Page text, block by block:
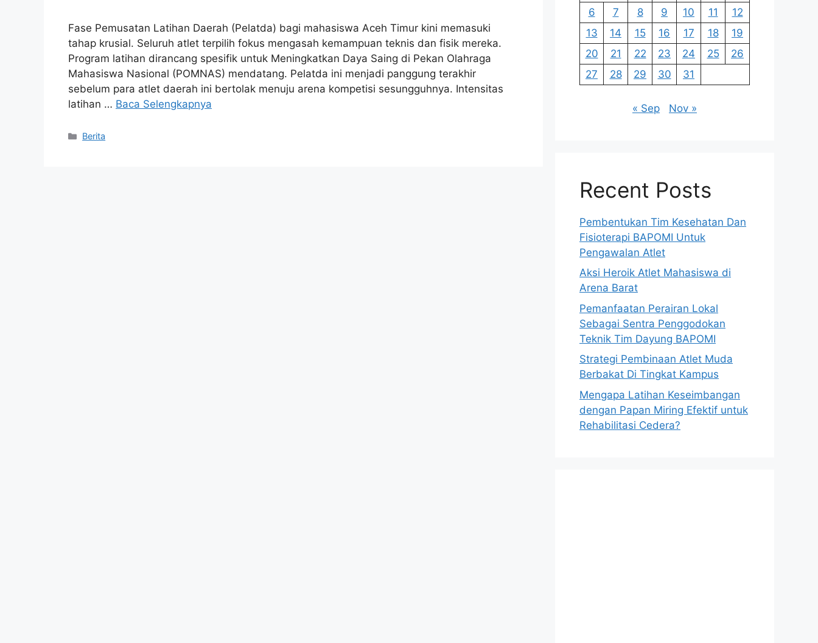
Fase Pemusatan Latihan Daerah (Pelatda) bagi mahasiswa Aceh Timur kini memasuki
tahap krusial. Seluruh atlet terpilih fokus mengasah kemampuan teknis dan fisik mereka.
Program latihan dirancang spesifik untuk Meningkatkan Daya Saing di Pekan Olahraga
Mahasiswa Nasional (POMNAS) mendatang. Pelatda ini menjadi panggung terakhir
sebelum para atlet daerah ini bertolak menuju arena kompetisi sesungguhnya. Intensitas
latihan … Baca Selengkapnya
Kategori
Berita
6
7 8 9 10 11
12
13
14 15 16 17 18
19
20
21 22 23 24 25
26
27
28 29 30 31
« Sep Nov »
Recent Posts
Pembentukan Tim Kesehatan Dan
Fisioterapi BAPOMI Untuk
Pengawalan Atlet
Aksi Heroik Atlet Mahasiswa di
Arena Barat
Pemanfaatan Perairan Lokal
Sebagai Sentra Penggodokan
Teknik Tim Dayung BAPOMI
Strategi Pembinaan Atlet Muda
Berbakat Di Tingkat Kampus
Mengapa Latihan Keseimbangan
dengan Papan Miring Efektif untuk
Rehabilitasi Cedera?